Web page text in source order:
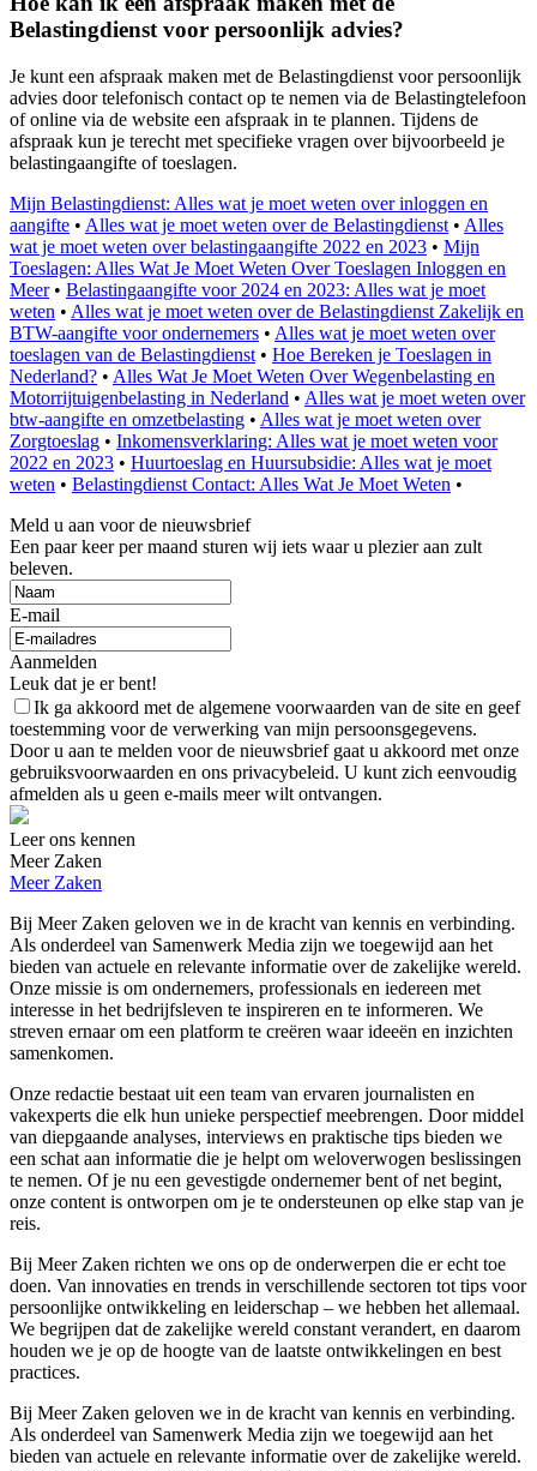
Belastingdienst voor persoonlijk advies?
Je kunt een afspraak maken met de Belastingdienst voor persoonlijk
advies door telefonisch contact op te nemen via de Belastingtelefoon
of online via de website een afspraak in te plannen. Tijdens de
afspraak kun je terecht met specifieke vragen over bijvoorbeeld je
belastingaangifte of toeslagen.
Mijn Belastingdienst: Alles wat je moet weten over inloggen en
aangifte • Alles wat je moet weten over de Belastingdienst • Alles
wat je moet weten over belastingaangifte 2022 en 2023 • Mijn
Toeslagen: Alles Wat Je Moet Weten Over Toeslagen Inloggen en
Meer• Belastingaangifte voor 2024 en 2023: Alles wat je moet
weten • Alles wat je moet weten over de Belastingdienst Zakelijk en
BTW-aangifte voor ondernemers • Alles wat je moet weten over
toeslagen van de Belastingdienst • Hoe Bereken je Toeslagen in
Nederland? • Alles Wat Je Moet Weten Over Wegenbelasting en
Motorrijtuigenbelasting in Nederland • Alles wat je moet weten over
btw-aangifte en omzetbelasting • Alles wat je moet weten over
Zorgtoeslag • Inkomensverklaring: Alles wat je moet weten voor
2022 en 2023 • Huurtoeslag en Huursubsidie: Alles wat je moet
weten • Belastingdienst Contact: Alles Wat Je Moet Weten •
Meld u aan voor de nieuwsbrief
Een paar keer per maand sturen wij iets waar u plezier aan zult
beleven.
E-mail
Aanmelden
Leuk dat je er bent!
Ik ga akkoord met de algemene voorwaarden van de site en geef
toestemming voor de verwerking van mijn persoonsgegevens.
Door u aan te melden voor de nieuwsbrief gaat u akkoord met onze
gebruiksvoorwaarden en ons privacybeleid. U kunt zich eenvoudig
afmelden als u geen e-mails meer wilt ontvangen.
Leer ons kennen
Meer Zaken
Meer Zaken
Bij Meer Zaken geloven we in de kracht van kennis en verbinding.
Als onderdeel van Samenwerk Media zijn we toegewijd aan het
bieden van actuele en relevante informatie over de zakelijke wereld.
Onze missie is om ondernemers, professionals en iedereen met
interesse in het bedrijfsleven te inspireren en te informeren. We
streven ernaar om een platform te creëren waar ideeën en inzichten
samenkomen.
Onze redactie bestaat uit een team van ervaren journalisten en
vakexperts die elk hun unieke perspectief meebrengen. Door middel
van diepgaande analyses, interviews en praktische tips bieden we
een schat aan informatie die je helpt om weloverwogen beslissingen
te nemen. Of je nu een gevestigde ondernemer bent of net begint,
onze content is ontworpen om je te ondersteunen op elke stap van je
reis.
Bij Meer Zaken richten we ons op de onderwerpen die er echt toe
doen. Van innovaties en trends in verschillende sectoren tot tips voor
persoonlijke ontwikkeling en leiderschap – we hebben het allemaal.
We begrijpen dat de zakelijke wereld constant verandert, en daarom
houden we je op de hoogte van de laatste ontwikkelingen en best
practices.
Bij Meer Zaken geloven we in de kracht van kennis en verbinding.
Als onderdeel van Samenwerk Media zijn we toegewijd aan het
bieden van actuele en relevante informatie over de zakelijke wereld.